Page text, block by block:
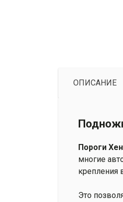
ОПИСАНИЕ
Пороги
многие
крепления
Это